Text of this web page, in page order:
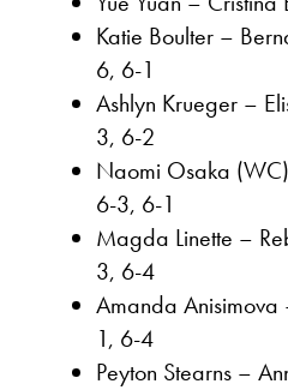
Katie Boulter –
6, 6-1
Ashlyn Krueger –
3, 6-2
Naomi Osaka
6-3, 6-1
Magda Linette –
3, 6-4
Amanda
1, 6-4
Peyton Stearns –